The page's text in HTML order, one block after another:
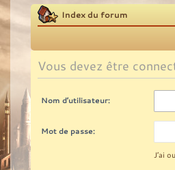
Index du forum
Vous devez être
Nom d’utilisateur:
Mot de passe:
J’ai